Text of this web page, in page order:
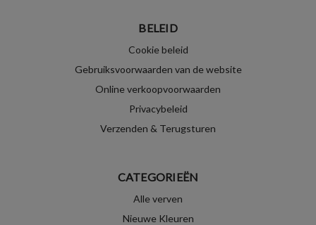
BELEID
Cookie beleid
Gebruiksvoorwaarden van de website
Online verkoopvoorwaarden
Privacybeleid
Verzenden & Terugsturen
CATEGORIEËN
Alle verven
Nieuwe Kleuren